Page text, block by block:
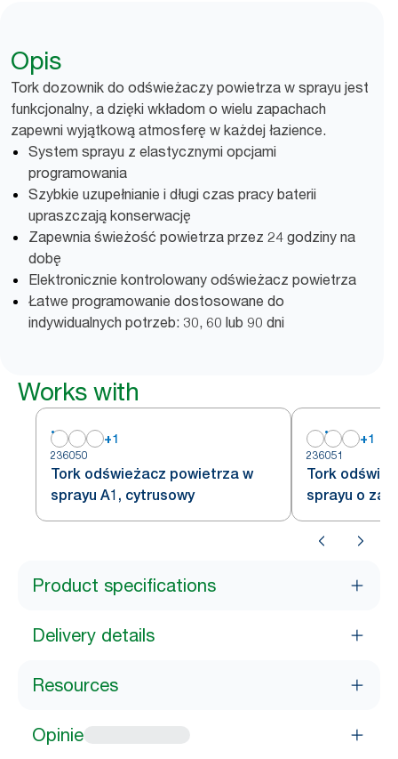
Opis
Tork dozownik do odświeżaczy powietrza w sprayu jest
funkcjonalny, a dzięki wkładom o wielu zapachach
zapewni wyjątkową atmosferę w każdej łazience.
System sprayu z elastycznymi opcjami
programowania
Szybkie uzupełnianie i długi czas pracy baterii
upraszczają konserwację
Zapewnia świeżość powietrza przez 24 godziny na
dobę
Elektronicznie kontrolowany odświeżacz powietrza
Łatwe programowanie dostosowane do
indywidualnych potrzeb: 30, 60 lub 90 dni
Works with
+1
236050
Tork odświeżacz powietrza w
sprayu A1, cytrusowy
+1
236051
Tork
sprayu o
tropikalnych,
Product specifications
Delivery details
Resources
Opinie